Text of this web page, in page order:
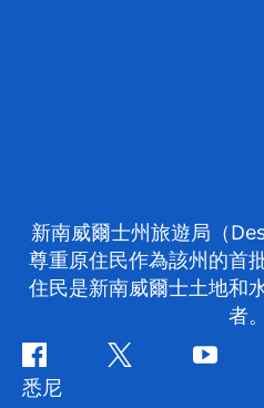
新南威爾士州旅遊局（
尊重原住民作為該州的首
住民是新南威爾士土地和
者。
Facebook嘰
Youtube
悉尼